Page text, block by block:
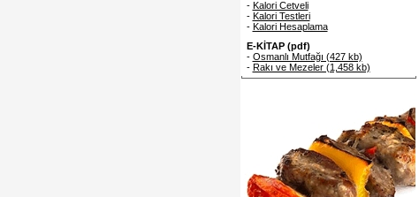
- Kalori Cetveli
- Kalori Testleri
- Kalori Hesaplama
E-KİTAP (pdf)
- Osmanlı Mutfağı (427 kb)
- Rakı ve Mezeler (1,458 kb)